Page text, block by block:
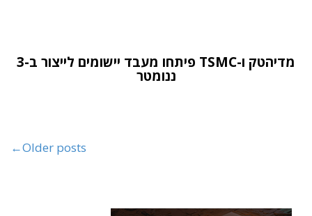
מדיהטק ו-TSMC פיתחו מעבד יישומים לייצור ב-3
ננומטר
←Older posts